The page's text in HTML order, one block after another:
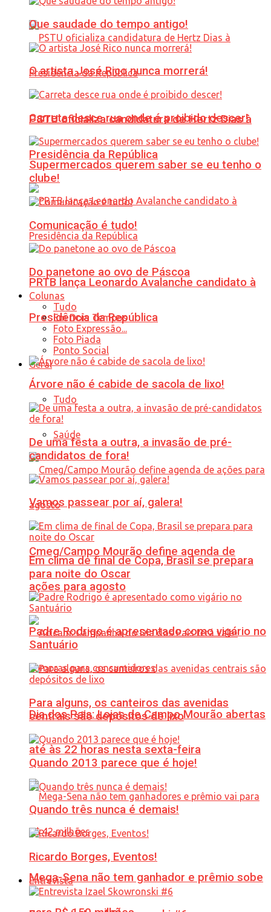
PSTU oficializa candidatura de Hertz Dias à
Presidência da República
PRTB lança Leonardo Avalanche candidato à
Presidência da República
Geral
Tudo
Saúde
Cmeg/Campo Mourão define agenda de
ações para agosto
Dia dos Pais: Lojas de Campo Mourão abertas
até às 22 horas nesta sexta-feira
Mega-Sena não tem ganhador e prêmio sobe
Que saudade do tempo antigo!
O artista José Rico nunca morrerá!
Carreta desce rua onde é proibido descer!
Supermercados querem saber se eu tenho o
clube!
Comunicação é tudo!
Do panetone ao ovo de Páscoa
Colunas
Tudo
Em Dois Tempos
Foto Expressão...
Foto Piada
Ponto Social
Árvore não é cabide de sacola de lixo!
De uma festa a outra, a invasão de pré-
candidatos de fora!
Vamos passear por aí, galera!
Em clima de final de Copa, Brasil se prepara
para noite do Oscar
Padre Rodrigo é apresentado como vigário no
Santuário
Para alguns, os canteiros das avenidas
centrais são depósitos de lixo
Quando 2013 parece que é hoje!
Quando três nunca é demais!
Ricardo Borges, Eventos!
Entrevista